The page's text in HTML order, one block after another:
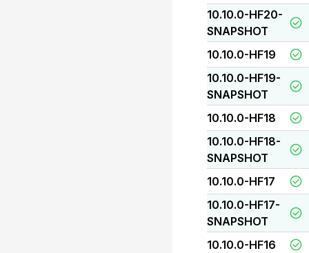
10.10.0-HF20-
SNAPSHOT
10.10.0-HF19
10.10.0-HF19-
SNAPSHOT
10.10.0-HF18
10.10.0-HF18-
SNAPSHOT
10.10.0-HF17
10.10.0-HF17-
SNAPSHOT
10.10.0-HF16